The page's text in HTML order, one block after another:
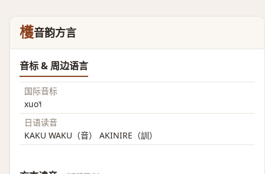
檴音韵方言
音标 & 周边语言
国际音标
xuo˥˧
日语读音
KAKU WAKU（音） AKINIRE（訓）